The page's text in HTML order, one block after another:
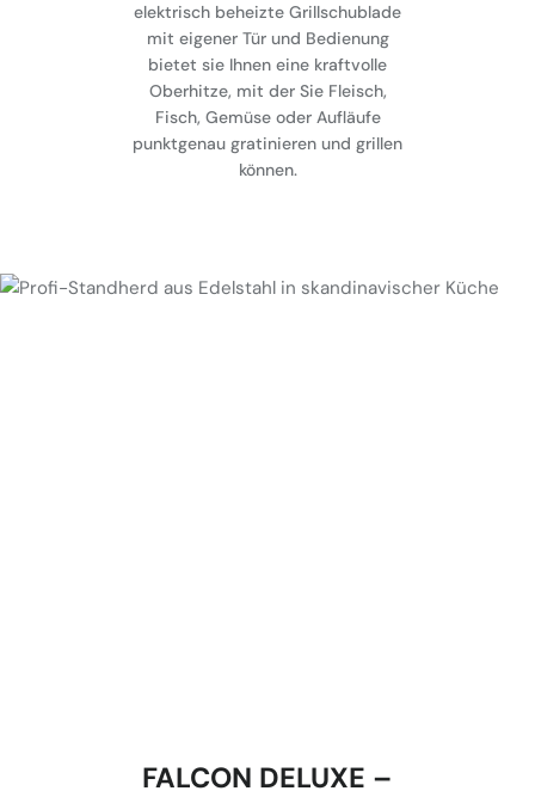
elektrisch beheizte Grillschublade
mit eigener Tür und Bedienung
bietet sie Ihnen eine kraftvolle
Oberhitze, mit der Sie Fleisch,
Fisch, Gemüse oder Aufläufe
punktgenau gratinieren und grillen
können.
FALCON DELUXE –